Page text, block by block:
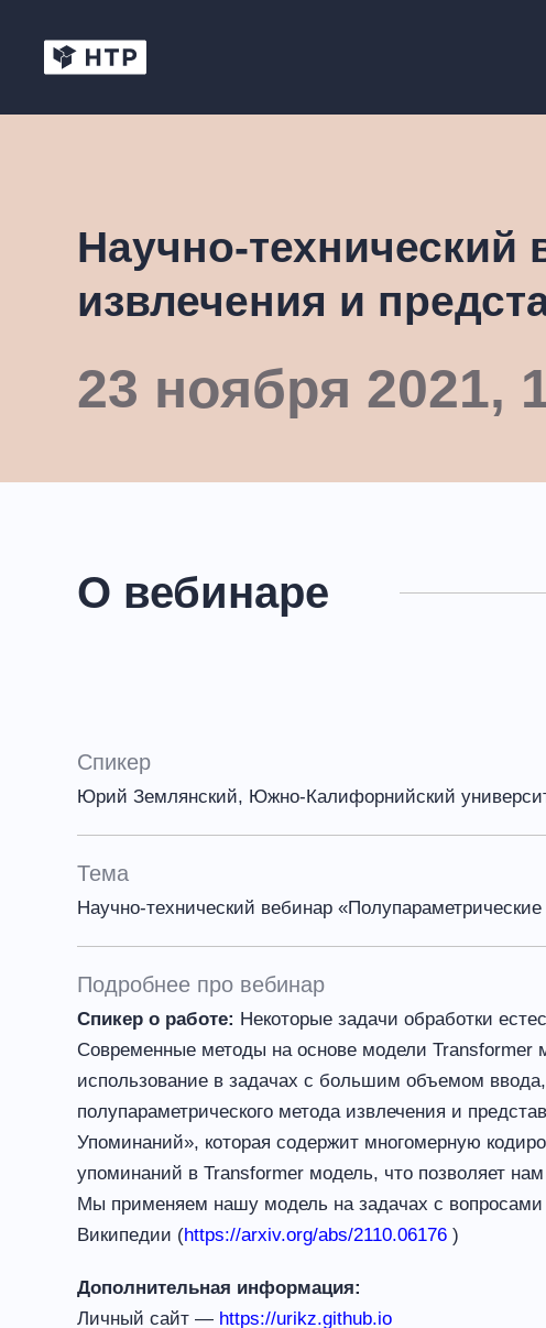
Научно-технический
извлечения и
23 ноября 2021,
О вебинаре
Спикер
Юрий Землянский, Южно-Калифорнийский
Тема
Научно-технический вебинар
Подробнее про вебинар
Спикер о работе: Некоторые задачи обработки
Современные методы на основе модели Transformer
использование в задачах с большим объемом
полупараметрического метода извлечения и
Упоминаний», которая содержит многомерную
упоминаний в Transformer модель, что позволяет
Мы применяем нашу модель на задачах с
Википедии (https://arxiv.org/abs/2110.06176 )
Дополнительная информация:
Личный сайт — https://urikz.github.io